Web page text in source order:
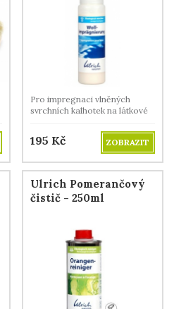
Pro impregnaci vlněných
svrchních kalhotek na látkové
195 Kč ZOBRAZIT
Ulrich Pomerančový
čistič - 250ml